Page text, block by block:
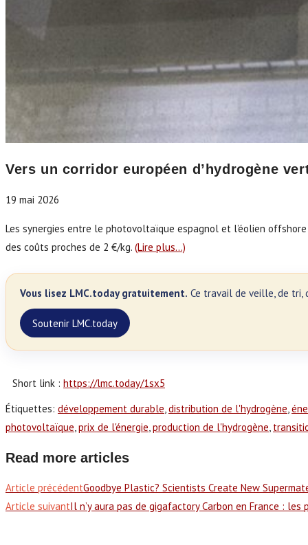
Vers un corridor européen d’hydrogène
19 mai 2026
Les synergies entre le photovoltaïque espagnol et l’éolien
des coûts proches de 2 €/kg. (Lire plus…)
Vous lisez LMC.today gratuitement. Ce travail de veille, de tri,
Soutenir LMC.today
Short link : https://lmc.today/1sx5
Étiquettes: développement durable, distribution de l'hydrogène,
photovoltaïque, prix de l'énergie, production de l'hydrogène,
Read more articles
Article précédentGoodbye Plastic? Scientists Create New
Article suivantIl n’y aura pas de gigafactory Carbon en France :